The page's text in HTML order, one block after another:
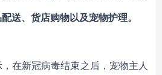
送、 货店购物以及宠物护理。
在新冠病毒结束之后， 宠物主人